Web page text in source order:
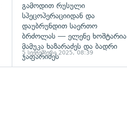
გამოდით რუსული
სპეცოპერაციიდან და
დაუბრუნდით საერთო
ბრძოლას — ელენე ხოშტარია
მამუკა ხაზარაძეს და ბადრი
ჯაფარიძეს
5 სექტემბერი 2025, 08:39